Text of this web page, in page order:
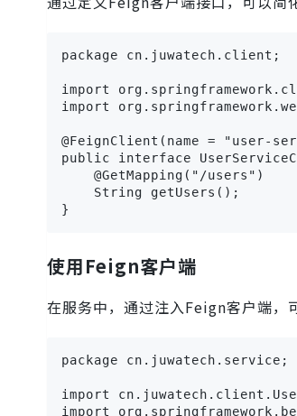
package cn.juwatech.client;
import
import
@FeignClient(name = "user-
public interface
    @GetMapping("/users")
    String getUsers();
}
使用Feign客户端
在服务中，通过注入Feign客户端，
package cn.juwatech.service;
import
import